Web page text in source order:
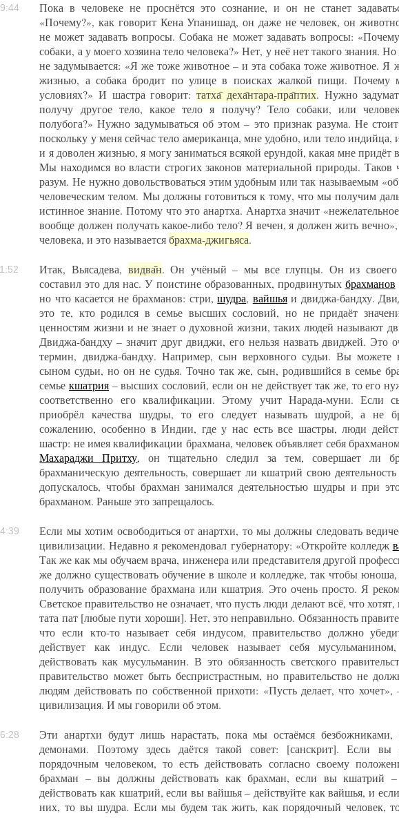
Пока в человеке не проснётся это сознание, и он не станет
«Почему?», как говорит Кена Упанишад, он даже не человек, он
не может задавать вопросы. Собака не может задавать вопросы:
собаки, а у моего хозяина тело человека?» Нет, у неё нет такого знания.
не задумывается: «Я же тоже животное – и эта собака тоже животное. Я
жизнью, а собака бродит по улице в поисках жалкой пищи. Почему
условиях?» И шастра говорит:татха̄ деха̄нтара-пра̄птих. Нужно
получу другое тело, какое тело я получу? Тело собаки, или
полубога?» Нужно задумываться об этом – это признак разума. Не стоит
поскольку у меня сейчас тело американца, мне удобно, или тело индийца,
и я доволен жизнью, я могу заниматься всякой ерундой, какая мне придёт
Мы находимся во власти строгих законов материальной природы. Таков
разум. Не нужно довольствоваться этим удобным или так называемым
человеческим телом. Мы должны готовиться к тому, что мы получим
истинное знание. Потому что это анартха. Анартха значит
вообще должен получать какое-либо тело? Я вечен, я должен жить
человека, и это называетсябрахма-джигьяса.
Итак, Вьясадева, видва̄н. Он учёный – мы все глупцы. Он из своего
составил это для нас. У поистине образованных, продвинутых брахманов
но что касается не брахманов: стри,шудра, вайшьяи двиджа-бандху.
это те, кто родился в семье высших сословий, но не придаёт
ценностям жизни и не знает о духовной жизни, таких людей называют
Двиджа-бандху – значит друг двиджи, его нельзя назвать двиджей. Это
термин, двиджа-бандху. Например, сын верховного судьи. Вы можете
сыном судьи, но он не судья. Точно так же, сын, родившийся в семье
семьекшатрия – высших сословий, если он не действует так же, то его
соответственно его квалификации. Этому учит Нарада-муни. Если
приобрёл качества шудры, то его следует называть шудрой, а не
сожалению, особенно в Индии, где у нас есть все шастры, люди
шастр: не имея квалификации брахмана, человек объявляет себя
Махараджи Притху, он тщательно следил за тем, совершает ли
брахманическую деятельность, совершает ли кшатрий свою
допускалось, чтобы брахман занимался деятельностью шудры и при
брахманом. Раньше это запрещалось.
Если мы хотим освободиться от анартхи, то мы должны следовать
цивилизации. Недавно я рекомендовал губернатору: «Откройте колледж
Так же как мы обучаем врача, инженера или представителя другой
же должно существовать обучение в школе и колледже, так чтобы юноша,
получить образование брахмана или кшатрия. Это очень просто. Я
Светское правительство не означает, что пусть люди делают всё, что
тата пат [любые пути хороши]. Нет, это неправильно. Обязанность
что если кто-то называет себя индусом, правительство должно
действует как индус. Если человек называет себя
действовать как мусульманин. В это обязанность светского
правительство может быть беспристрастным, но правительство не
людям действовать по собственной прихоти: «Пусть делает, что хочет»,
цивилизация. И мы говорили об этом.
Эти анартхи будут лишь нарастать, пока мы остаёмся безбожниками,
демонами. Поэтому здесь даётся такой совет: [санскрит]. Если вы
порядочным человеком, то есть действовать согласно своему
брахман – вы должны действовать как брахман, если вы кшатрий
действовать как кшатрий, если вы вайшья – действуйте как вайшья, и
них, то вы шудра. Если мы будем так жить, как порядочный человек,